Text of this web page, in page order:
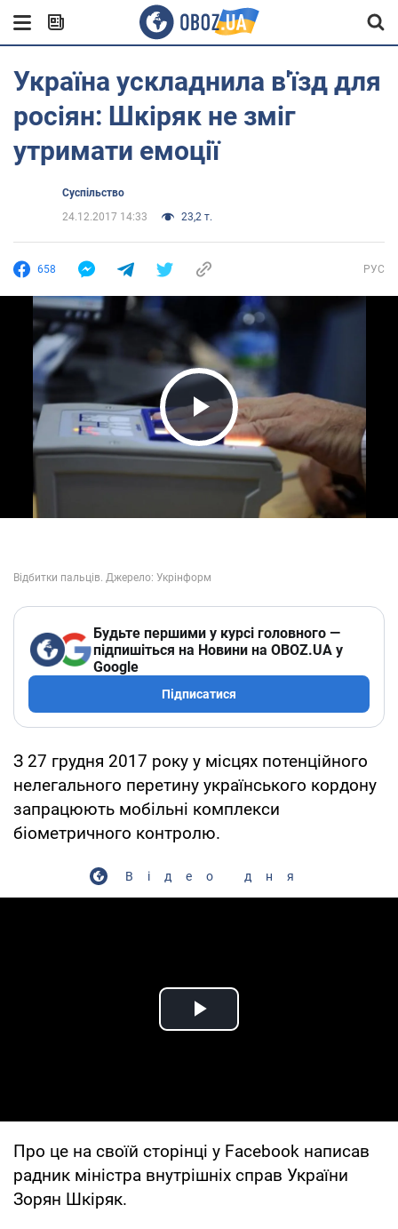
Україна ускладнила в'їзд для
росіян: Шкіряк не зміг
утримати емоції
Суспільство
24.12.2017 14:33
23,2 т.
658 РУС
Play Video
Будьте першими у курсі головного —
підпишіться на Новини на OBOZ.UA у
Google
Підписатися
З 27 грудня 2017 року у місцях потенційного
нелегального перетину українського кордону
запрацюють мобільні комплекси
біометричного контролю.
Відео дня
Play Video
Про це на своїй сторінці у Facebook написав
радник міністра внутрішніх справ України
Зорян Шкіряк.